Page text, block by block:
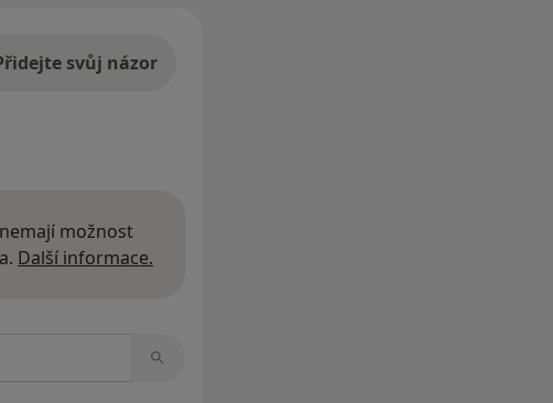
svůj názor
možnost
Další informace.